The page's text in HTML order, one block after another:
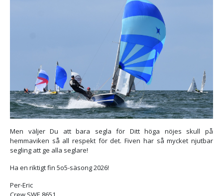
Men väljer Du att bara segla för Ditt höga nöjes skull på
hemmaviken så all respekt för det. Fiven har så mycket njutbar
segling att ge alla seglare!
Ha en riktigt fin 5o5-säsong 2026!
Per-Eric